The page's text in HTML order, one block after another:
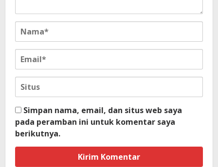
Simpan nama, email, dan situs web saya
pada peramban ini untuk komentar saya
berikutnya.